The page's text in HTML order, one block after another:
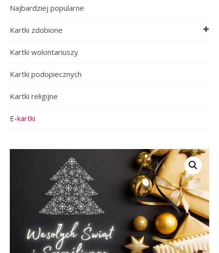
Najbardziej popularne
Kartki zdobione
Kartki wolontariuszy
Kartki podopiecznych
Kartki religijne
E-kartki